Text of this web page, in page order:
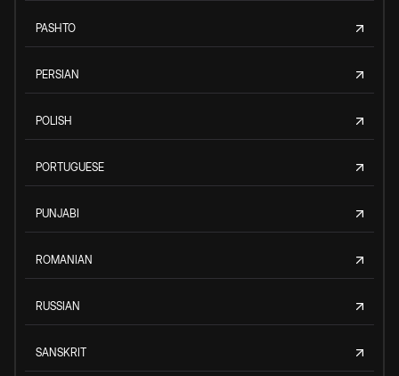
PASHTO
PERSIAN
POLISH
PORTUGUESE
PUNJABI
ROMANIAN
RUSSIAN
SANSKRIT